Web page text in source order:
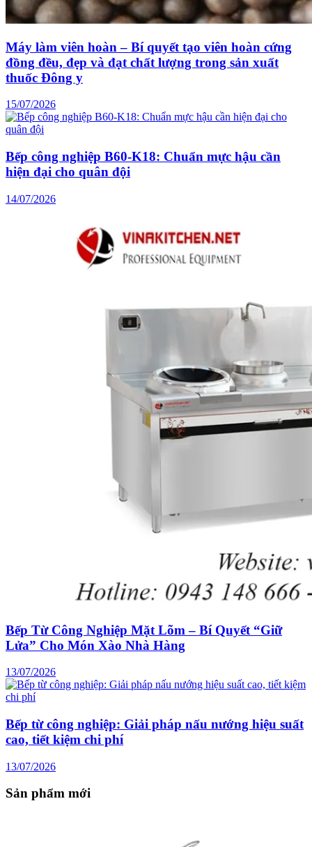
Máy làm viên hoàn – Bí quyết tạo viên hoàn cứng
đồng đều, đẹp và đạt chất lượng trong sản xuất
thuốc Đông y
15/07/2026
Bếp công nghiệp B60-K18: Chuẩn mực hậu cần
hiện đại cho quân đội
14/07/2026
Bếp Từ Công Nghiệp Mặt Lõm – Bí Quyết “Giữ
Lửa” Cho Món Xào Nhà Hàng
13/07/2026
Bếp từ công nghiệp: Giải pháp nấu nướng hiệu suất
cao, tiết kiệm chi phí
13/07/2026
Sản phẩm mới